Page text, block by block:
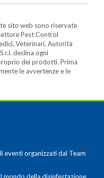
sito web sono riservate
Pest Control
Veterinari, Autorità
declina ogni
dei prodotti. Prima
le avvertenze e le
eventi organizzati dal Team
mondo della disinfestazione